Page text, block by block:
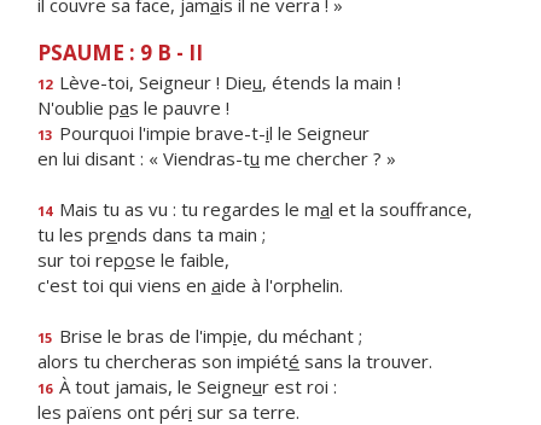
il couvre sa face, jamais il ne verra ! »
PSAUME : 9 B - II
12 Lève-toi, Seigneur ! Dieu, étends la main !
N'oublie pas le pauvre !
13 Pourquoi l'impie brave-t-il le Seigneur
en lui disant : « Viendras-tu me chercher ? »
14 Mais tu as vu : tu regardes le mal et la souffrance,
tu les prends dans ta main ;
sur toi repose le faible,
c'est toi qui viens en aide à l'orphelin.
15 Brise le bras de l'impie, du méchant ;
alors tu chercheras son impiété sans la trouver.
16 À tout jamais, le Seigneur est roi :
les païens ont péri sur sa terre.